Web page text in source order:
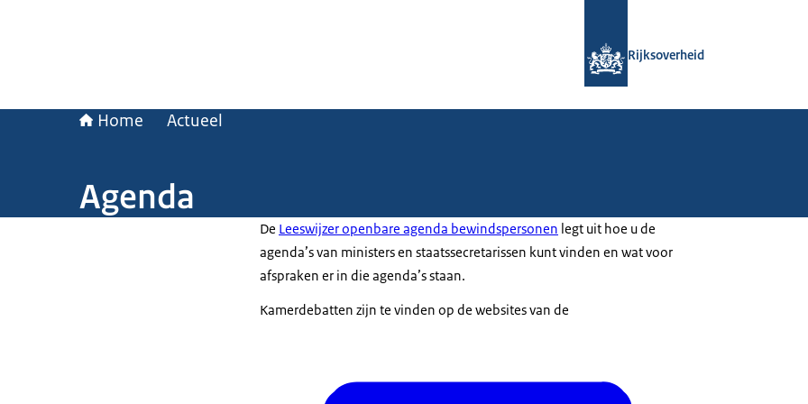
Rijksoverheid
Home Actueel
Agenda
De Leeswijzer openbare agenda bewindspersonen legt uit hoe u de
agenda’s van ministers en staatssecretarissen kunt vinden en wat voor
afspraken er in die agenda’s staan.
Kamerdebatten zijn te vinden op de websites van de